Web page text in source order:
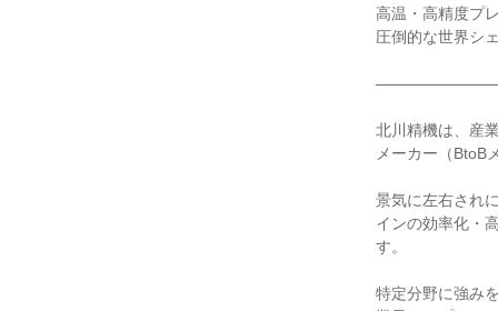
高温・高精度プ
圧倒的な世界シ
北川精機は、産
メーカー（BtoB
景気に左右され
インの効率化・
す。
特定分野に強み